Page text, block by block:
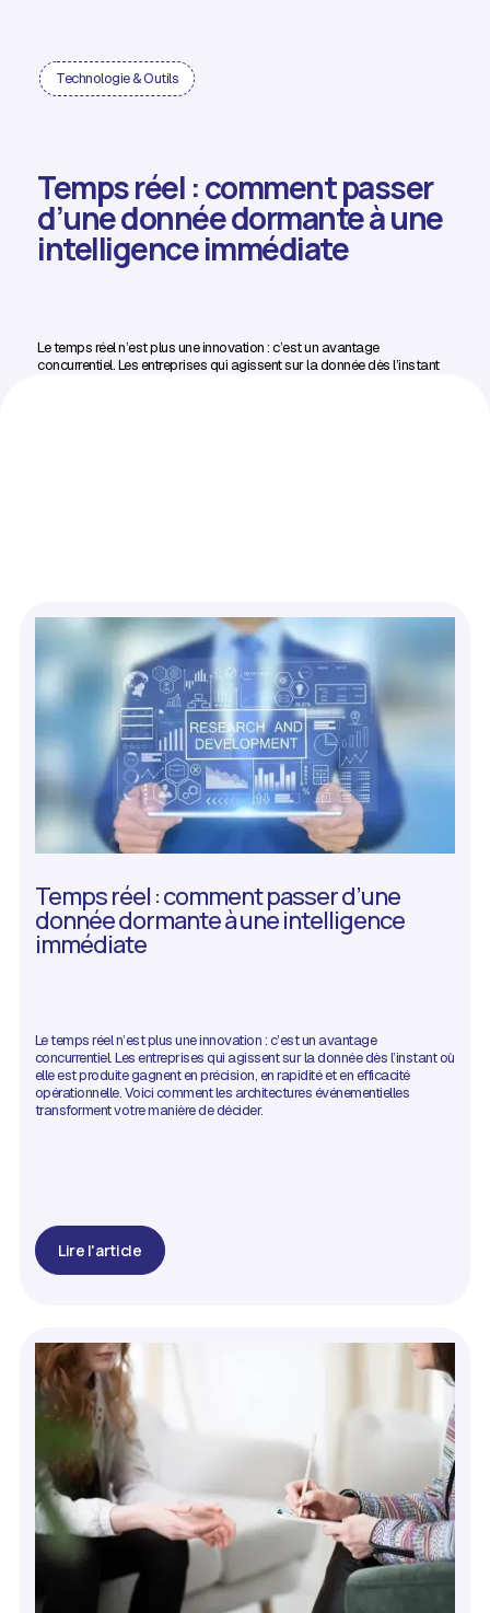
Technologie & Outils
Temps réel : comment passer
d’une donnée dormante à une
intelligence immédiate
Le temps réel n’est plus une innovation : c’est un avantage
concurrentiel. Les entreprises qui agissent sur la donnée dès l’instant
Temps réel : comment passer d’une
donnée dormante à une intelligence
immédiate
Le temps réel n’est plus une innovation : c’est un avantage
concurrentiel. Les entreprises qui agissent sur la donnée dès l’instant où
elle est produite gagnent en précision, en rapidité et en efficacité
opérationnelle. Voici comment les architectures événementielles
transforment votre manière de décider.
Lire l'article